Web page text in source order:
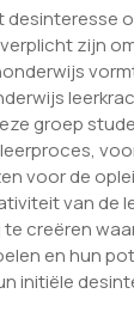
desinteresse
zijn
groep
voor de
van de
creëren
en hun
initiële